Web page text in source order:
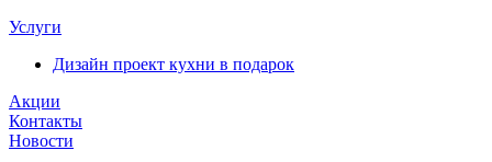
Услуги
Дизайн проект кухни в подарок
Акции
Контакты
Новости